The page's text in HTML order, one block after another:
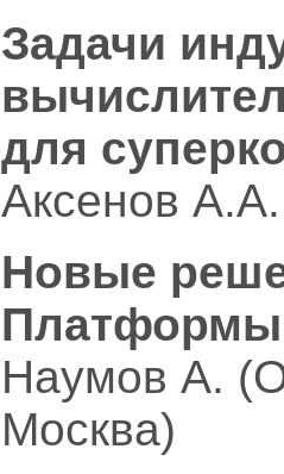
Задачи
для
Аксенов
Новые
Наумов А.
Москва)